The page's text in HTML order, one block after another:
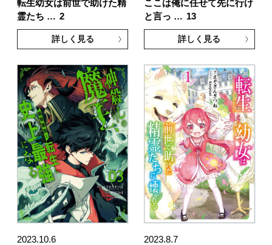
転生幼女は前世で助けた精
霊たち … 2
詳しく見る
ここは俺に任せて先に行け
と言っ … 13
詳しく見る
2023.10.6
2023.8.7